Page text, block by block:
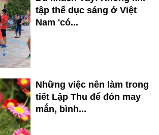
tập thể dục sáng ở Việt
Nam 'có...
Những việc nên làm trong
tiết Lập Thu để đón may
mắn, bình...